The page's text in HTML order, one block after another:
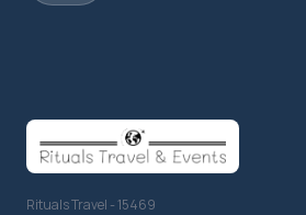
Rituals Travel - 15469